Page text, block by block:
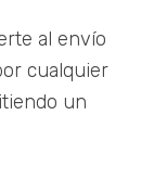
al envío
cualquier
un